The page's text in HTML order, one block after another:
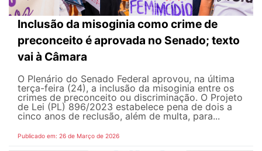
Inclusão da misoginia como crime de
preconceito é aprovada no Senado; texto
vai à Câmara
O Plenário do Senado Federal aprovou, na última
terça-feira (24), a inclusão da misoginia entre os
crimes de preconceito ou discriminação. O Projeto
de Lei (PL) 896/2023 estabelece pena de dois a
cinco anos de reclusão, além de multa, para...
Publicado em: 26 de Março de 2026